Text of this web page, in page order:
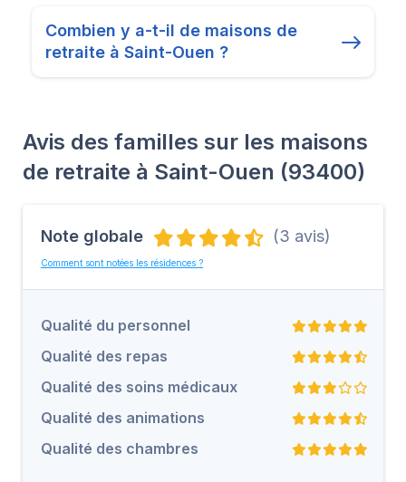
Combien y a-t-il de maisons de
retraite à Saint-Ouen ?
Avis des familles sur les maisons
de retraite à Saint-Ouen (93400)
Note globale (3 avis)
Comment sont notées les résidences ?
Qualité du personnel
Qualité des repas
Qualité des soins médicaux
Qualité des animations
Qualité des chambres